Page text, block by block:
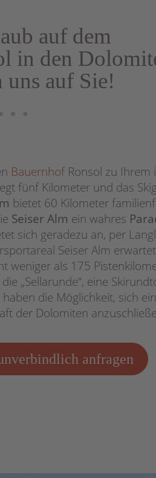
auf dem
in den
auf Sie!
BauernhofRonsol zu Ihrem
fünf Kilometer und das
bietet 60 Kilometer
Seiser Alm ein wahres
sich geradezu an, per
Seiser Alm
weniger als 175
„Sellarunde“, eine
die Möglichkeit, sich
der Dolomiten
anfragen